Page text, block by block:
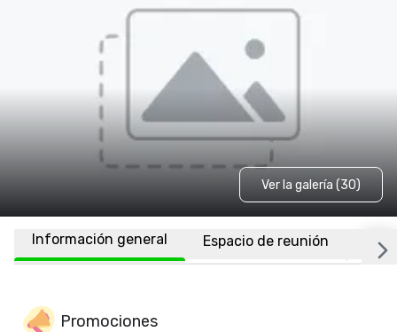
Ver la galería (30)
Información general Espacio de reunión
Promociones